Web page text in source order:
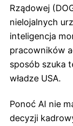
Rządowej
nielojalnych
inteligencja
pracowników
sposób szuka
władze USA.
Ponoć AI nie
decyzji